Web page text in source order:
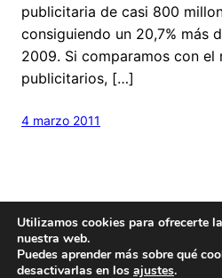
publicitaria de casi 800
consiguiendo un 20,7% más
2009. Si comparamos con
publicitarios, […]
4 marzo 2011
Hecho concariñoy un
Utilizamos cookies para ofrecerte
nuestra web.
Puedes aprender más sobre qué
desactivarlas en los ajustes.